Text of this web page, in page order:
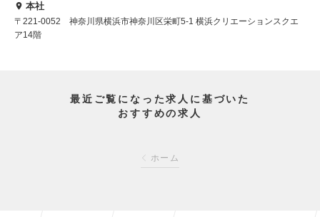
本社
〒221-0052 神奈川県横浜市神奈川区栄町5-1 横浜クリエーションスクエ
ア14階
最近ご覧になった求人に基づいた
おすすめの求人
ホーム